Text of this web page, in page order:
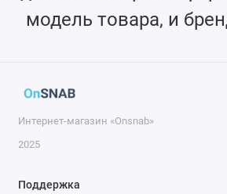
модель товара, и
Интернет-магазин «Onsnab»
2025
Поддержка